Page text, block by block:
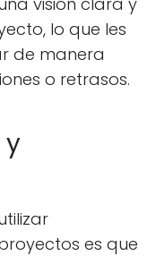
lo que les
de manera
o retrasos.
y
es que